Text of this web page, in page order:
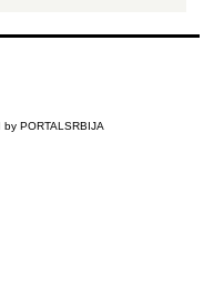
PORTALSRBIJA